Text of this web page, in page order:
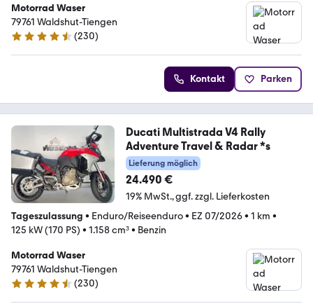
Motorrad Waser
79761 Waldshut-Tiengen
4.3 Sterne
(230)
Kontakt Parken
Ducati Multistrada V4 Rally
Adventure Travel & Radar *s
Lieferung möglich
24.490 €
19% MwSt. ggf. zzgl. Lieferkosten
Tageszulassung • Enduro/Reiseenduro• EZ 07/2026• 1 km •
125 kW (170 PS) • 1.158 cm³• Benzin
Motorrad Waser
79761 Waldshut-Tiengen
4.3 Sterne
(230)